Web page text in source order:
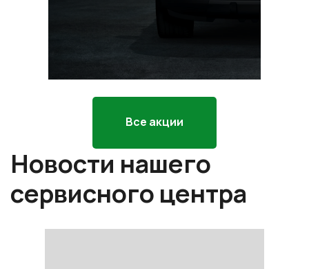
Все акции
Новости нашего
сервисного центра